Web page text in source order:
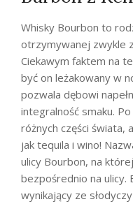
Whisky Bourbon to
otrzymywanej zwykle
Ciekawym faktem na
być on leżakowany w
pozwala dębowi
integralność smaku.
różnych części świata,
jak tequila i wino!
ulicy Bourbon, na
bezpośrednio na ulicy.
wynikający ze